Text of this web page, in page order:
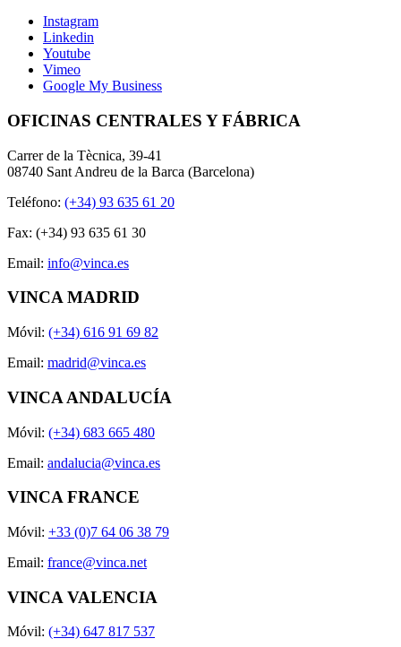
Instagram
Linkedin
Youtube
Vimeo
Google My Business
OFICINAS CENTRALES Y FÁBRICA
Carrer de la Tècnica, 39-41
08740 Sant Andreu de la Barca (Barcelona)
Teléfono: (+34) 93 635 61 20
Fax: (+34) 93 635 61 30
Email: info@vinca.es
VINCA MADRID
Móvil: (+34) 616 91 69 82
Email: madrid@vinca.es
VINCA ANDALUCÍA
Móvil: (+34) 683 665 480
Email: andalucia@vinca.es
VINCA FRANCE
Móvil: +33 (0)7 64 06 38 79
Email: france@vinca.net
VINCA VALENCIA
Móvil: (+34) 647 817 537